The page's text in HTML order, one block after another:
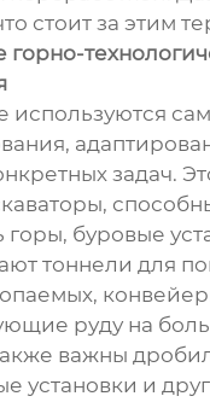
стоит за этим
горно-
используются
задач.
горы, буровые
тоннели для
руду на
важны
установки и